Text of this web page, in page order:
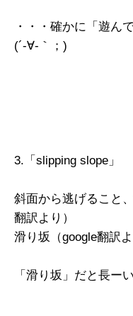
・・・確かに「遊ん
(´-∀-｀；)
3.「slipping slope」
斜面から逃げること
翻訳より）
滑り坂（google翻訳よ
「滑り坂」だと長ー